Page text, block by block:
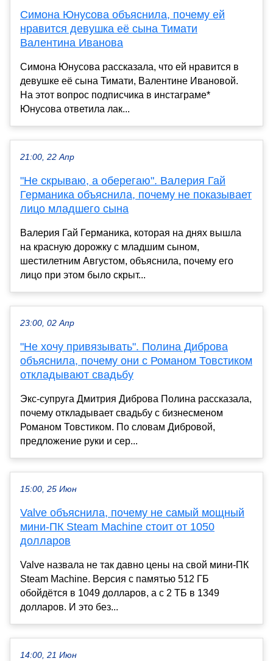
Симона Юнусова объяснила, почему ей
нравится девушка её сына Тимати
Валентина Иванова
Симона Юнусова рассказала, что ей нравится в
девушке её сына Тимати, Валентине Ивановой.
На этот вопрос подписчика в инстаграме*
Юнусова ответила лак...
21:00, 22 Апр
"Не скрываю, а оберегаю". Валерия Гай
Германика объяснила, почему не показывает
лицо младшего сына
Валерия Гай Германика, которая на днях вышла
на красную дорожку с младшим сыном,
шестилетним Августом, объяснила, почему его
лицо при этом было скрыт...
23:00, 02 Апр
"Не хочу привязывать". Полина Диброва
объяснила, почему они с Романом Товстиком
откладывают свадьбу
Экс-супруга Дмитрия Диброва Полина рассказала,
почему откладывает свадьбу с бизнесменом
Романом Товстиком. По словам Дибровой,
предложение руки и сер...
15:00, 25 Июн
Valve объяснила, почему не самый мощный
мини-ПК Steam Machine стоит от 1050
долларов
Valve назвала не так давно цены на свой мини-ПК
Steam Machine. Версия с памятью 512 ГБ
обойдётся в 1049 долларов, а с 2 ТБ в 1349
долларов. И это без...
14:00, 21 Июн